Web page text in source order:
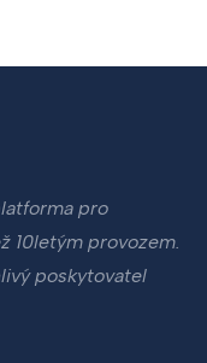
pro
10letým provozem.
poskytovatel